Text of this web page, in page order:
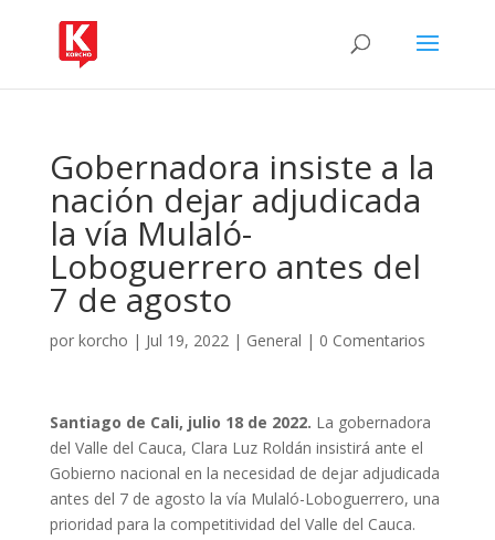
Gobernadora insiste a la
nación dejar adjudicada
la vía Mulaló-
Loboguerrero antes del
7 de agosto
por korcho | Jul 19, 2022| General | 0 Comentarios
Santiago de Cali, julio 18 de 2022. La gobernadora
del Valle del Cauca, Clara Luz Roldán insistirá ante el
Gobierno nacional en la necesidad de dejar adjudicada
antes del 7 de agosto la vía Mulaló-Loboguerrero, una
prioridad para la competitividad del Valle del Cauca.